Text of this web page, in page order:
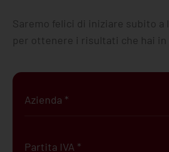
Saremo felici di iniziare subito a
per ottenere i risultati che hai in